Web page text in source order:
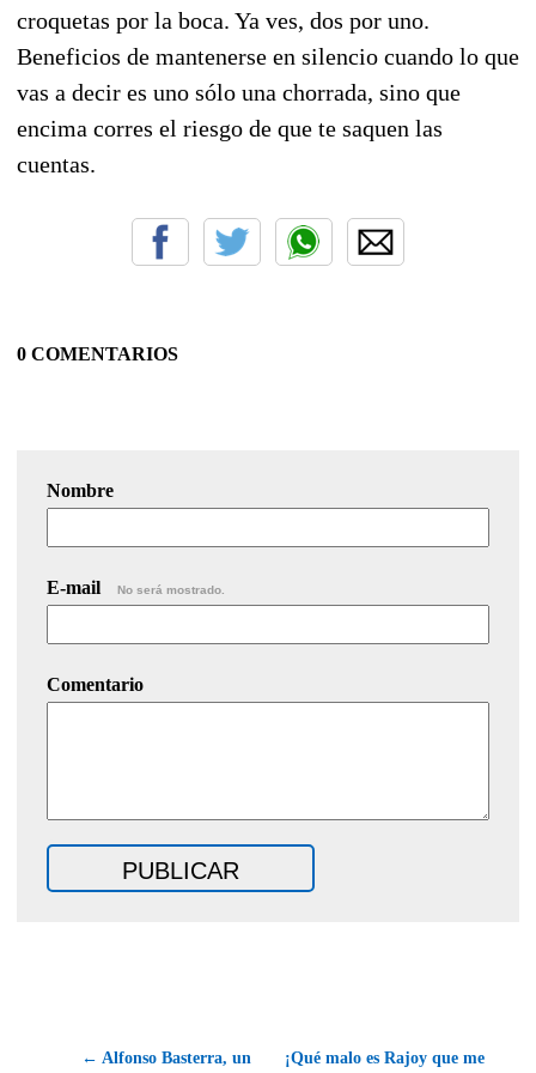
croquetas por la boca. Ya ves, dos por uno.
Beneficios de mantenerse en silencio cuando lo que
vas a decir es uno sólo una chorrada, sino que
encima corres el riesgo de que te saquen las
cuentas.
0 COMENTARIOS
Nombre
E-mail No será mostrado.
Comentario
← Alfonso Basterra, un ¡Qué malo es Rajoy que me